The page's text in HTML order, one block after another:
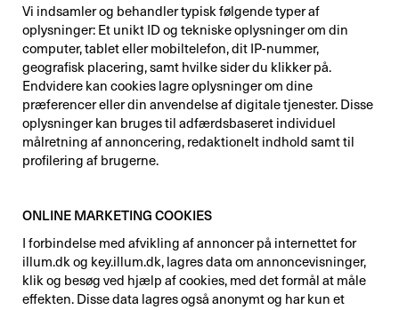
Vi indsamler og behandler typisk følgende typer af
oplysninger: Et unikt ID og tekniske oplysninger om din
computer, tablet eller mobiltelefon, dit IP-nummer,
geografisk placering, samt hvilke sider du klikker på.
Endvidere kan cookies lagre oplysninger om dine
præferencer eller din anvendelse af digitale tjenester. Disse
oplysninger kan bruges til adfærdsbaseret individuel
målretning af annoncering, redaktionelt indhold samt til
profilering af brugerne.
ONLINE MARKETING COOKIES
I forbindelse med afvikling af annoncer på internettet for
illum.dk og key.illum.dk, lagres data om annoncevisninger,
klik og besøg ved hjælp af cookies, med det formål at måle
effekten. Disse data lagres også anonymt og har kun et